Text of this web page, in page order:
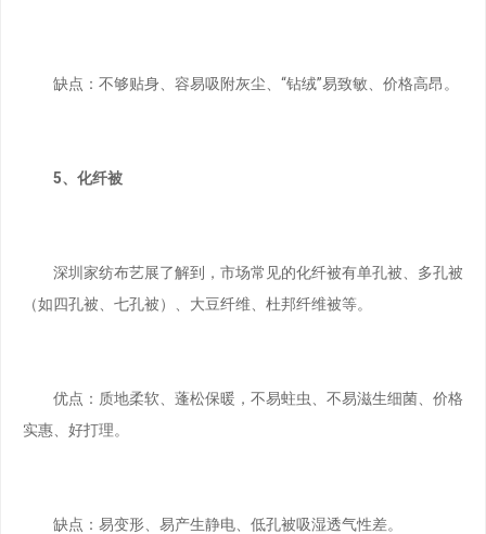
缺点：不够贴身、容易吸附灰尘、“钻绒”易致敏、价格高昂。
5、化纤被
深圳家纺布艺展了解到，市场常见的化纤被有单孔被、多孔被
（如四孔被、七孔被）、大豆纤维、杜邦纤维被等。
优点：质地柔软、蓬松保暖，不易蛀虫、不易滋生细菌、价格
实惠、好打理。
缺点：易变形、易产生静电、低孔被吸湿透气性差。